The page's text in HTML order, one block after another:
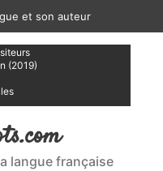
et son auteur
(2019)
langue française